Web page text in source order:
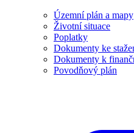
Územní plán a mapy
Životní situace
Poplatky
Dokumenty ke
Dokumenty k
Povodňový plán